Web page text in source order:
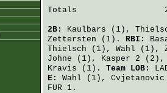
Totals
2B: Kaulbars (1),
Zettersten (1). RBI:
Thielsch (1), Wahl (1),
Johne (1), Kasper 2
Kravis (1). Team LOB:
E: Wahl (1), Cvjetanovic
FUR 1.